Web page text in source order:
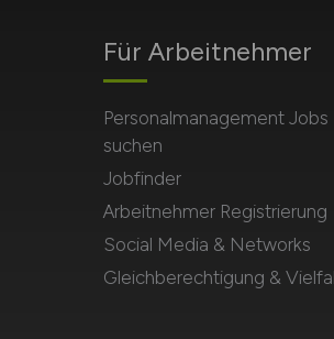
Für Arbeitnehmer
Personalmanagement Jobs
suchen
Jobfinder
Arbeitnehmer Registrierung
Social Media & Networks
Gleichberechtigung &